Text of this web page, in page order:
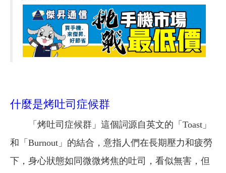
什麼是烤吐司症候群
「烤吐司症候群」這個詞源自英文的「Toast」
和「Burnout」的結合，意指人們在長期壓力和疲勞
下，身心狀態如同微微烤焦的吐司，看似無害，但